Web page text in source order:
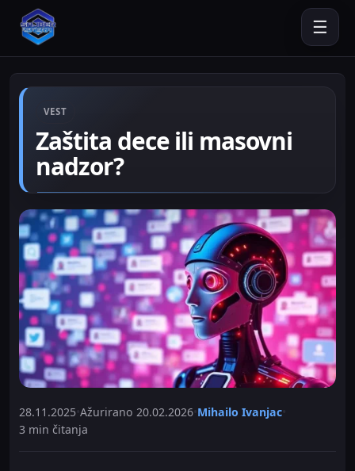
☰
VEST
Zaštita dece ili masovni
nadzor?
28.11.2025 Ažurirano 20.02.2026 Mihailo Ivanjac
3 min čitanja